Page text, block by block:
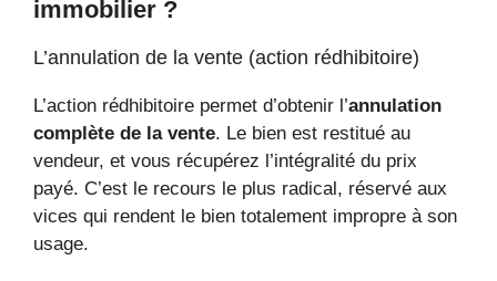
immobilier ?
L’annulation de la vente (action rédhibitoire)
L’action rédhibitoire permet d’obtenir l’annulation
complète de la vente. Le bien est restitué au
vendeur, et vous récupérez l’intégralité du prix
payé. C’est le recours le plus radical, réservé aux
vices qui rendent le bien totalement impropre à son
usage.